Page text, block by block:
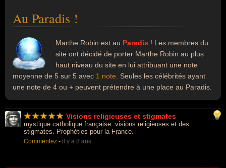
Au Paradis !
Marthe Robin est au Paradis ! Les membres du
site ont décidé de porter Marthe Robin au plus
haut niveau du site en lui attribuant une note
moyenne de 5 sur 5 avec 1 note . Seules les célébrités ayant
une note de 4 ou + peuvent prétendre à une place au Paradis.
Visions religieuses et stigmates
mystique catholique française. visions religieuses et des
stigmates. Prophéties pour la France.
Commentez - il y a 8 ans